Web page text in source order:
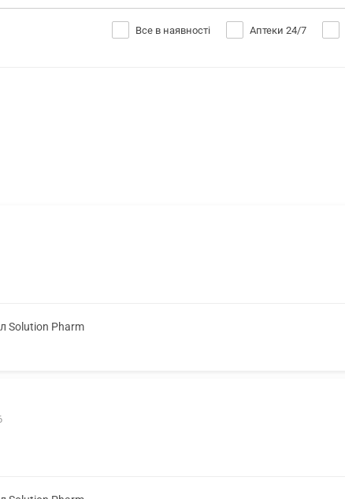
Все в наявності Аптеки 24/7
Solution Pharm